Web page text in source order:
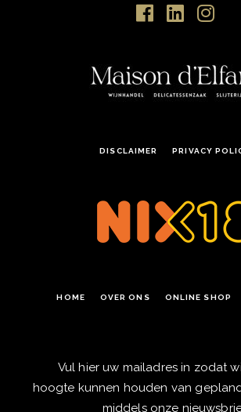
DISCLAIMER PRIVACY
HOME OVER ONS ONLINE SHOP
Vul hier uw mailadres in zodat
hoogte kunnen houden van
middels onze